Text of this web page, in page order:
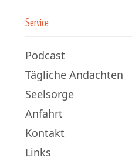
Service
Podcast
Tägliche Andachten
Seelsorge
Anfahrt
Kontakt
Links